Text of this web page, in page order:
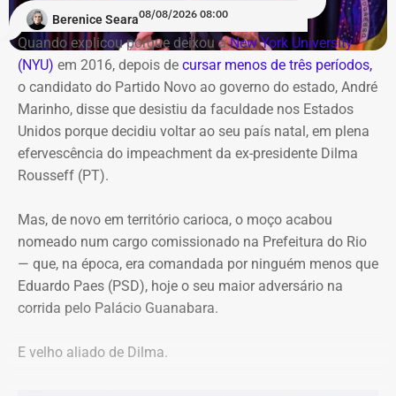
O candidato termina o vídeo com um pedido aos
seguidores: “Agora faça esse vídeo chegar em Laje do
Muriaé”.
A estratégia coloca o pequeno município do Noroeste
Fluminense no centro de uma provocação eleitoral
incomum: ao invés de prometer levar recursos ou
simplesmente deixe de existir.
empreendedorismo, lançamentos de livros e debates
sobre carnaval e memória
O destaque musical fica por conta das apresentações de
Marina Iris e do tradicional grupo Terreiro de Crioulo, além
de homenagens emocionantes a Teresa Cristina, Milton
Manhães e ao mestre Candeia. A entrada é franca e com
classificação livre.
Berenice Seara08/08/2026 08:00
Quando explicou porque deixou aNew York University
(NYU) em 2016, depois de cursar menos de três períodos,
o candidato do Partido Novo ao governo do estado, André
Marinho, disse que desistiu da faculdade nos Estados
Unidos porque decidiu voltar ao seu país natal, em plena
efervescência do impeachment da ex-presidente Dilma
Rousseff (PT).
Mas, de novo em território carioca, o moço acabou
nomeado num cargo comissionado na Prefeitura do Rio
— que, na época, era comandada por ninguém menos que
Eduardo Paes (PSD), hoje o seu maior adversário na
corrida pelo Palácio Guanabara.
E velho aliado de Dilma.